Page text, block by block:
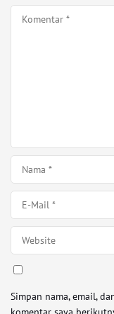
Simpan nama, email,